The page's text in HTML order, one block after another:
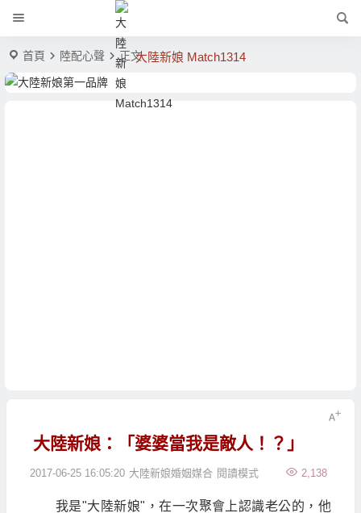
大陸新娘 Match1314
首頁 陸配心聲 正文
大陸新娘：「婆婆當我是敵人！？」
2017-06-25 16:05:20 大陸新娘婚姻媒合 2,138
閱讀模式
我是"大陸新娘"，在一次聚會上認識老公的，他